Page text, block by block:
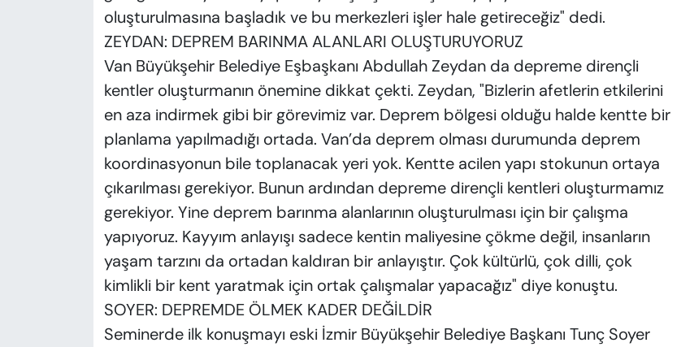
oluşturulmasına başladık ve bu merkezleri işler hale getireceğiz" dedi.
ZEYDAN: DEPREM BARINMA ALANLARI OLUŞTURUYORUZ
Van Büyükşehir Belediye Eşbaşkanı Abdullah Zeydan da depreme dirençli
kentler oluşturmanın önemine dikkat çekti. Zeydan, "Bizlerin afetlerin etkilerini
en aza indirmek gibi bir görevimiz var. Deprem bölgesi olduğu halde kentte bir
planlama yapılmadığı ortada. Van’da deprem olması durumunda deprem
koordinasyonun bile toplanacak yeri yok. Kentte acilen yapı stokunun ortaya
çıkarılması gerekiyor. Bunun ardından depreme dirençli kentleri oluşturmamız
gerekiyor. Yine deprem barınma alanlarının oluşturulması için bir çalışma
yapıyoruz. Kayyım anlayışı sadece kentin maliyesine çökme değil, insanların
yaşam tarzını da ortadan kaldıran bir anlayıştır. Çok kültürlü, çok dilli, çok
kimlikli bir kent yaratmak için ortak çalışmalar yapacağız" diye konuştu.
SOYER: DEPREMDE ÖLMEK KADER DEĞİLDİR
Seminerde ilk konuşmayı eski İzmir Büyükşehir Belediye Başkanı Tunç Soyer